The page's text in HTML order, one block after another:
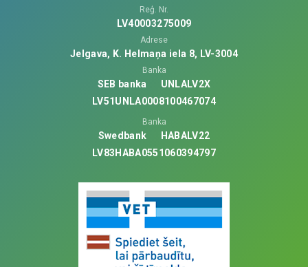
Reģ. Nr.
LV40003275009
Adrese
Jelgava, K. Helmaņa iela 8, LV-3004
Banka
SEB banka
UNLALV2X
LV51UNLA0008100467074
Banka
Swedbank
HABALV22
LV83HABA0551060394797